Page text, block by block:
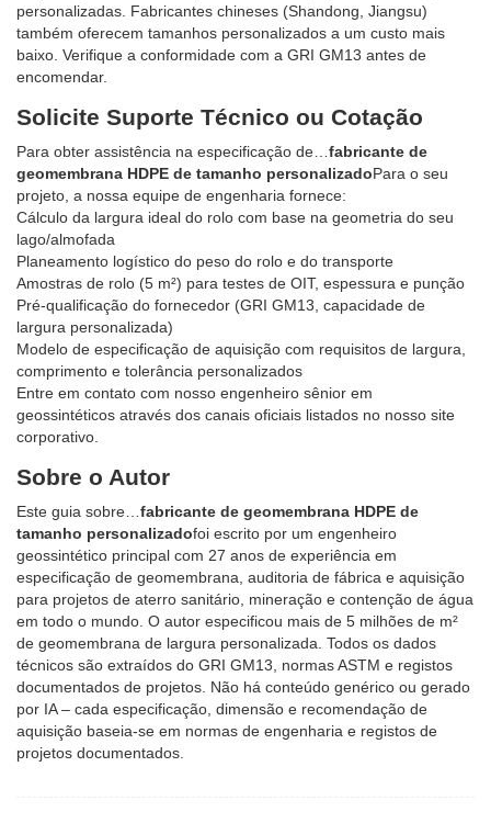
personalizadas. Fabricantes chineses (Shandong, Jiangsu)
também oferecem tamanhos personalizados a um custo mais
baixo. Verifique a conformidade com a GRI GM13 antes de
encomendar.
Solicite Suporte Técnico ou Cotação
Para obter assistência na especificação de… fabricante de
geomembrana HDPE de tamanho personalizadoPara o seu
projeto, a nossa equipe de engenharia fornece:
Cálculo da largura ideal do rolo com base na geometria do seu
lago/almofada
Planeamento logístico do peso do rolo e do transporte
Amostras de rolo (5 m²) para testes de OIT, espessura e punção
Pré-qualificação do fornecedor (GRI GM13, capacidade de
largura personalizada)
Modelo de especificação de aquisição com requisitos de largura,
comprimento e tolerância personalizados
Entre em contato com nosso engenheiro sênior em
geossintéticos através dos canais oficiais listados no nosso site
corporativo.
Sobre o Autor
Este guia sobre… fabricante de geomembrana HDPE de
tamanho personalizadofoi escrito por um engenheiro
geossintético principal com 27 anos de experiência em
especificação de geomembrana, auditoria de fábrica e aquisição
para projetos de aterro sanitário, mineração e contenção de água
em todo o mundo. O autor especificou mais de 5 milhões de m²
de geomembrana de largura personalizada. Todos os dados
técnicos são extraídos do GRI GM13, normas ASTM e registos
documentados de projetos. Não há conteúdo genérico ou gerado
por IA – cada especificação, dimensão e recomendação de
aquisição baseia-se em normas de engenharia e registos de
projetos documentados.